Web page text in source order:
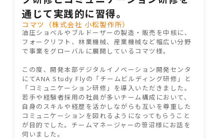
通じて実践的に習得。
コマツ（株式会社 小松製作所）
油圧ショベルやブルドーザーの製造・販売を中核に、
フォークリフト、林業機械、産業機械など幅広い分野
で事業をグローバルに展開しているコマツ様。
この度、開発本部デジタルイノベーション開発センタ
にてANA Study Flyの「チームビルディング研修」と
「コミュニケーション研修」を導入いただきました。
若手や経験者採用の社員が多いチーム構成において、
自身のスキルや経歴を活かしながらも互いを尊重した
コミュニケーションを図れるようになってもらうこと
が目的でした。チームマネージャーの笹沼様にお話を
伺いました。